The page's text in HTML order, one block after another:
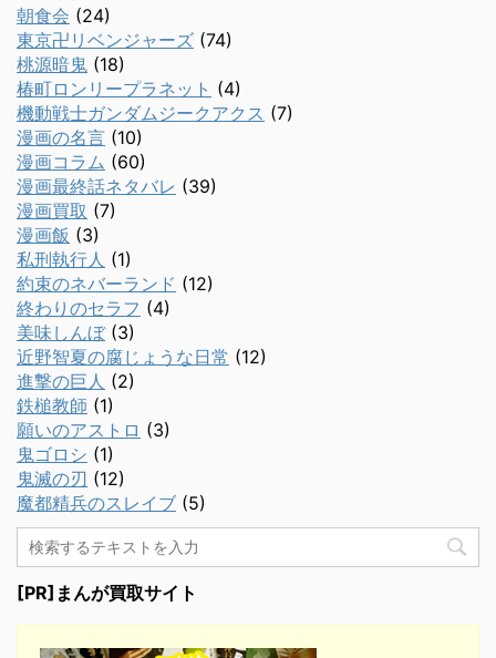
朝食会 (24)
東京卍リベンジャーズ (74)
桃源暗鬼 (18)
椿町ロンリープラネット (4)
機動戦士ガンダムジークアクス (7)
漫画の名言 (10)
漫画コラム (60)
漫画最終話ネタバレ (39)
漫画買取 (7)
漫画飯 (3)
私刑執行人 (1)
約束のネバーランド (12)
終わりのセラフ (4)
美味しんぼ(3)
近野智夏の腐じょうな日常 (12)
進撃の巨人 (2)
鉄槌教師 (1)
願いのアストロ (3)
鬼ゴロシ (1)
鬼滅の刃 (12)
魔都精兵のスレイブ (5)
[PR]まんが買取サイト